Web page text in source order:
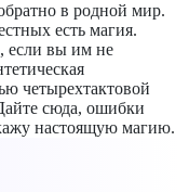
в родной мир.
есть магия.
если вы им не
четырехтактовой
сюда, ошибки
настоящую магию.